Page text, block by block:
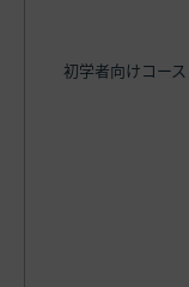
初学者向けコース